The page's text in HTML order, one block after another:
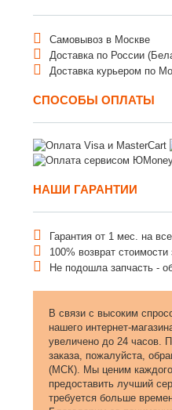
Самовывоз в Москве
Доставка по России
Доставка курьером по
СПОСОБЫ ОПЛАТЫ
НАШИ ГАРАНТИИ
Гарантия от 1 мес. на
100% возврат стоимости
Не подошла запчасть -
В связи с высоким
нашего интернет-
увеличено до 24 часов.
заказа, пожалуйста,
(МСК). Мы ценим
предоставить лучший
требуется больше